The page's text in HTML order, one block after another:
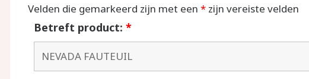
Velden die gemarkeerd zijn met een *zijn vereiste velden
Betreft product: *